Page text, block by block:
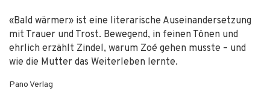
«Bald wärmer» ist eine literarische Auseinandersetzung
mit Trauer und Trost. Bewegend, in feinen Tönen und
ehrlich erzählt Zindel, warum Zoé gehen musste – und
wie die Mutter das Weiterleben lernte.
Pano Verlag